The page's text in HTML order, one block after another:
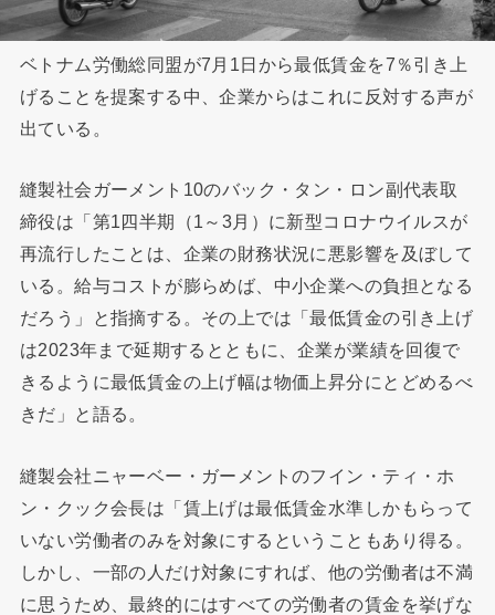
ベトナム労働総同盟が7月1日から最低賃金を7％引き上
げることを提案する中、企業からはこれに反対する声が
出ている。
縫製社会ガーメント10のバック・タン・ロン副代表取
締役は「第1四半期（1～3月）に新型コロナウイルスが
再流行したことは、企業の財務状況に悪影響を及ぼして
いる。給与コストが膨らめば、中小企業への負担となる
だろう」と指摘する。その上では「最低賃金の引き上げ
は2023年まで延期するとともに、企業が業績を回復で
きるように最低賃金の上げ幅は物価上昇分にとどめるべ
きだ」と語る。
縫製会社ニャーベー・ガーメントのフイン・ティ・ホ
ン・クック会長は「賃上げは最低賃金水準しかもらって
いない労働者のみを対象にするということもあり得る。
しかし、一部の人だけ対象にすれば、他の労働者は不満
に思うため、最終的にはすべての労働者の賃金を挙げな